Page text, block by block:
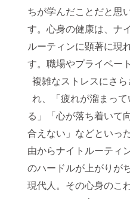
ちが学んだことだと思
す。心身の健康は、ナ
ルーティンに顕著に現
す。職場やプライベー
複雑なストレスにさら
れ、「疲れが溜まって
る」「心が落ち着いて
合えない」などといっ
由からナイトルーティ
のハードルが上がりが
現代人。その心身のこ